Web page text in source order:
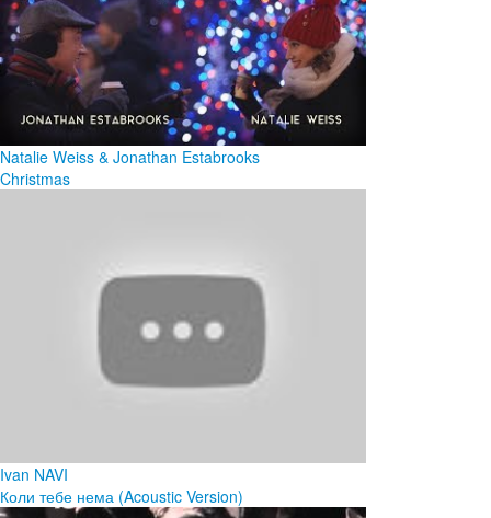
Natalie Weiss & Jonathan Estabrooks
Christmas
Ivan NAVI
Коли тебе нема (Acoustic Version)